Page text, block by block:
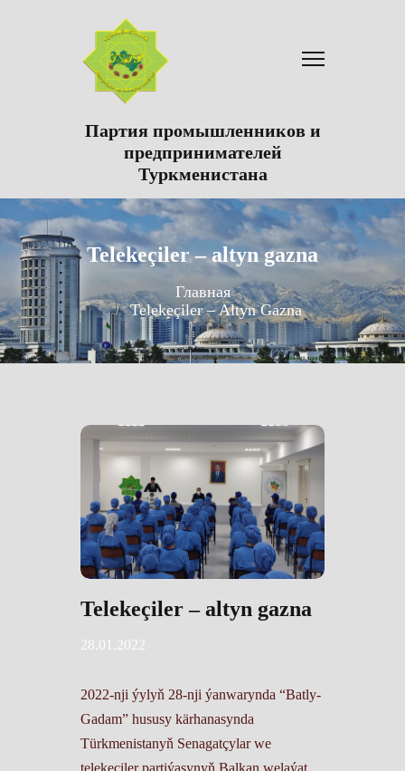
Партия промышленников и
предпринимателей
Туркменистана
Telekeçiler – altyn gazna
Главная
Telekeçiler – Altyn Gazna
Telekeçiler – altyn gazna
28.01.2022
2022-nji ýylyň 28-nji ýanwarynda “Batly-
Gadam” hususy kärhanasynda
Türkmenistanyň Senagatçylar we